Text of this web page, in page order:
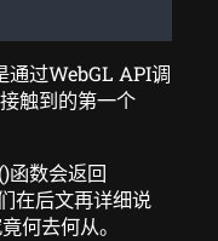
通过WebGL API调
触到的第一个
函数会返回
在后文再详细说
何去何从。